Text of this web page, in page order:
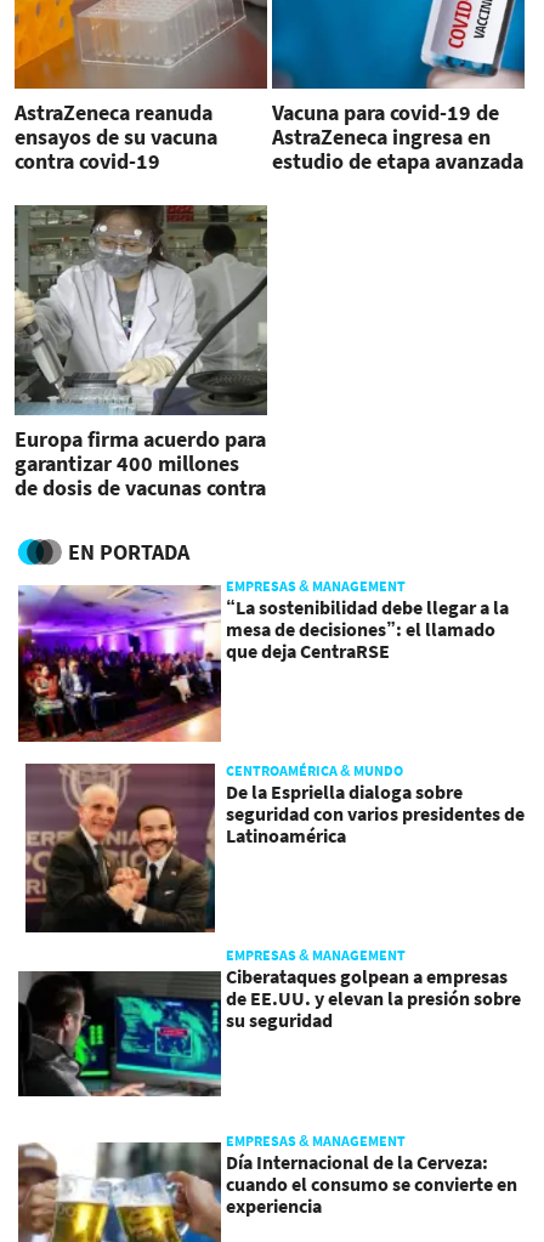
AstraZeneca reanuda
ensayos de su vacuna
contra covid-19
Vacuna para covid-19 de
AstraZeneca ingresa en
estudio de etapa avanzada
Europa firma acuerdo para
garantizar 400 millones
de dosis de vacunas contra
EN PORTADA
EMPRESAS & MANAGEMENT
“La sostenibilidad debe llegar a la
mesa de decisiones”: el llamado
que deja CentraRSE
CENTROAMÉRICA & MUNDO
De la Espriella dialoga sobre
seguridad con varios presidentes de
Latinoamérica
EMPRESAS & MANAGEMENT
Ciberataques golpean a empresas
de EE.UU. y elevan la presión sobre
su seguridad
EMPRESAS & MANAGEMENT
Día Internacional de la Cerveza:
cuando el consumo se convierte en
experiencia